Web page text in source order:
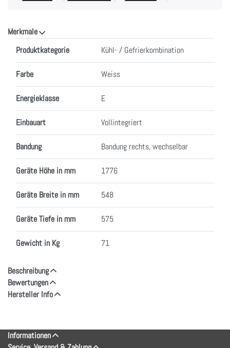
Merkmale
Produktkategorie Kühl- / Gefrierkombination
Farbe Weiss
Energieklasse E
Einbauart Vollintegriert
Bandung Bandung rechts, wechselbar
Geräte Höhe in mm 1776
Geräte Breite in mm 548
Geräte Tiefe in mm 575
Gewicht in Kg 71
Beschreibung
Bewertungen
Hersteller Info
Informationen